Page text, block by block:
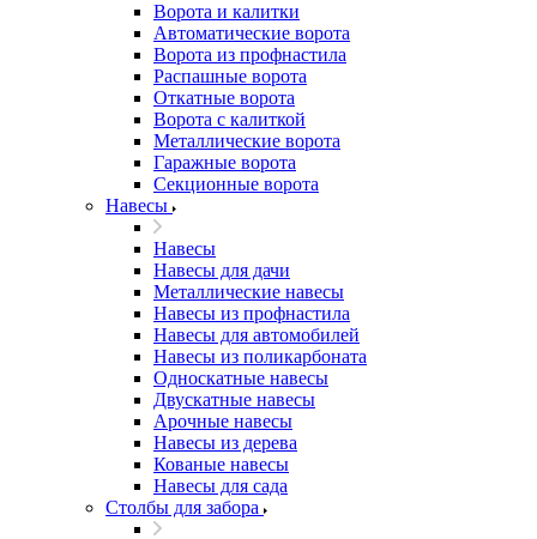
Ворота и калитки
Автоматические ворота
Ворота из профнастила
Распашные ворота
Откатные ворота
Ворота с калиткой
Металлические ворота
Гаражные ворота
Секционные ворота
Навесы
Навесы
Навесы для дачи
Металлические навесы
Навесы из профнастила
Навесы для автомобилей
Навесы из поликарбоната
Односкатные навесы
Двускатные навесы
Арочные навесы
Навесы из дерева
Кованые навесы
Навесы для сада
Столбы для забора